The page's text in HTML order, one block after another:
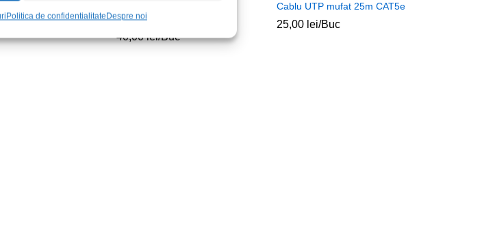
Politica de confidentialitateDespre noi
auto+remote 90grd
40,00lei/Buc
Cablu UTP mufat 25m CAT5e
25,00 lei/Buc